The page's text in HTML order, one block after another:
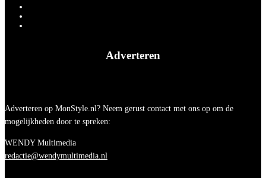
Adverteren
Adverteren op MonStyle.nl? Neem gerust contact met ons op om de
mogelijkheden door te spreken:
WENDY Multimedia
redactie@wendymultimedia.nl